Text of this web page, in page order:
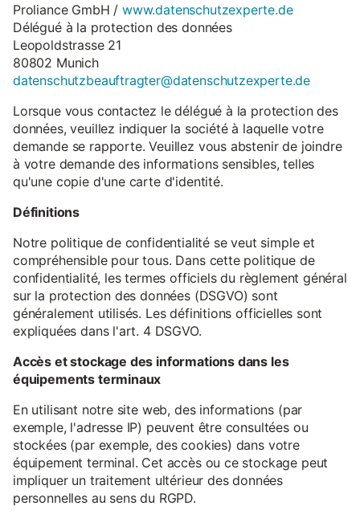
Proliance GmbH /www.datenschutzexperte.de
Délégué à la protection des données
Leopoldstrasse 21
80802 Munich
datenschutzbeauftragter@datenschutzexperte.de
Lorsque vous contactez le délégué à la protection des
données, veuillez indiquer la société à laquelle votre
demande se rapporte. Veuillez vous abstenir de joindre
à votre demande des informations sensibles, telles
qu'une copie d'une carte d'identité.
Définitions
Notre politique de confidentialité se veut simple et
compréhensible pour tous. Dans cette politique de
confidentialité, les termes officiels du règlement général
sur la protection des données (DSGVO) sont
généralement utilisés. Les définitions officielles sont
expliquées dans l'art. 4 DSGVO.
Accès et stockage des informations dans les
équipements terminaux
En utilisant notre site web, des informations (par
exemple, l'adresse IP) peuvent être consultées ou
stockées (par exemple, des cookies) dans votre
équipement terminal. Cet accès ou ce stockage peut
impliquer un traitement ultérieur des données
personnelles au sens du RGPD.